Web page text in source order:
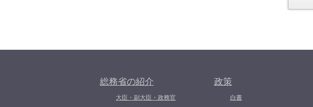
総務省の紹介
大臣・副大臣・政務官
政策
白書